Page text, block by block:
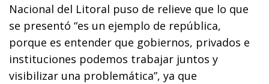
Nacional del Litoral puso de relieve que lo que
se presentó “es un ejemplo de república,
porque es entender que gobiernos, privados e
instituciones podemos trabajar juntos y
visibilizar una problemática”, ya que